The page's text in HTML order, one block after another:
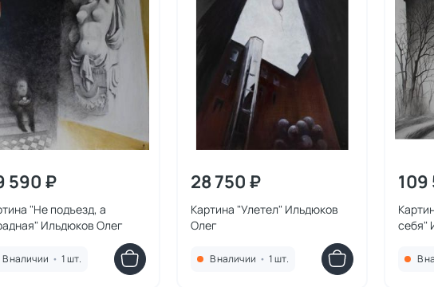
590 ₽
"Не подъезд, а
Ильдюков Олег
В наличии • 1 шт.
28 750 ₽
Картина "Улетел" Ильдюков
Олег
В наличии • 1 шт.
109
себя"
В